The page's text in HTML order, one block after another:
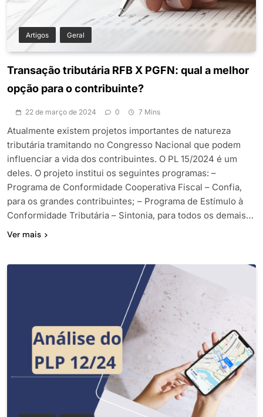
Artigos Geral
Transação tributária RFB X PGFN: qual a melhor
opção para o contribuinte?
22 de março de 2024 0 7 Mins
Atualmente existem projetos importantes de natureza
tributária tramitando no Congresso Nacional que podem
influenciar a vida dos contribuintes. O PL 15/2024 é um
deles. O projeto institui os seguintes programas: –
Programa de Conformidade Cooperativa Fiscal – Confia,
para os grandes contribuintes; – Programa de Estímulo à
Conformidade Tributária – Sintonia, para todos os demais…
Ver mais